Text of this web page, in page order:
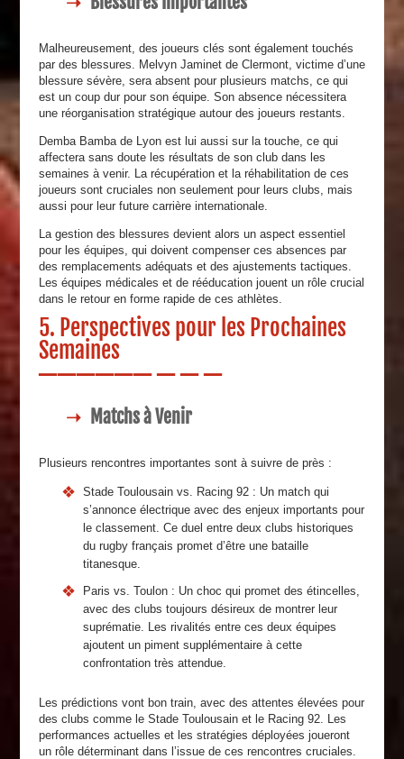
Malheureusement, des joueurs clés sont également touchés
par des blessures. Melvyn Jaminet de Clermont, victime d’une
blessure sévère, sera absent pour plusieurs matchs, ce qui
est un coup dur pour son équipe. Son absence nécessitera
une réorganisation stratégique autour des joueurs restants.
Demba Bamba de Lyon est lui aussi sur la touche, ce qui
affectera sans doute les résultats de son club dans les
semaines à venir. La récupération et la réhabilitation de ces
joueurs sont cruciales non seulement pour leurs clubs, mais
aussi pour leur future carrière internationale.
La gestion des blessures devient alors un aspect essentiel
pour les équipes, qui doivent compenser ces absences par
des remplacements adéquats et des ajustements tactiques.
Les équipes médicales et de rééducation jouent un rôle crucial
dans le retour en forme rapide de ces athlètes.
5. Perspectives pour les Prochaines
Semaines
Matchs à Venir
Plusieurs rencontres importantes sont à suivre de près :
Stade Toulousain vs. Racing 92 : Un match qui
s’annonce électrique avec des enjeux importants pour
le classement. Ce duel entre deux clubs historiques
du rugby français promet d’être une bataille
titanesque.
Paris vs. Toulon : Un choc qui promet des étincelles,
avec des clubs toujours désireux de montrer leur
suprématie. Les rivalités entre ces deux équipes
ajoutent un piment supplémentaire à cette
confrontation très attendue.
Les prédictions vont bon train, avec des attentes élevées pour
des clubs comme le Stade Toulousain et le Racing 92. Les
performances actuelles et les stratégies déployées joueront
un rôle déterminant dans l’issue de ces rencontres cruciales.